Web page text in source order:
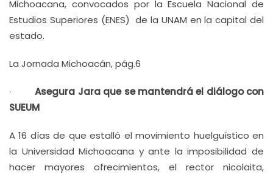
Michoacana, convocados por la Escuela Nacional de
Estudios Superiores (ENES) de la UNAM en la capital del
estado.
La Jornada Michoacán, pág.6
·Asegura Jara que se mantendrá el diálogo con
SUEUM
A 16 días de que estalló el movimiento huelguístico en
la Universidad Michoacana y ante la imposibilidad de
hacer mayores ofrecimientos, el rector nicolaita,